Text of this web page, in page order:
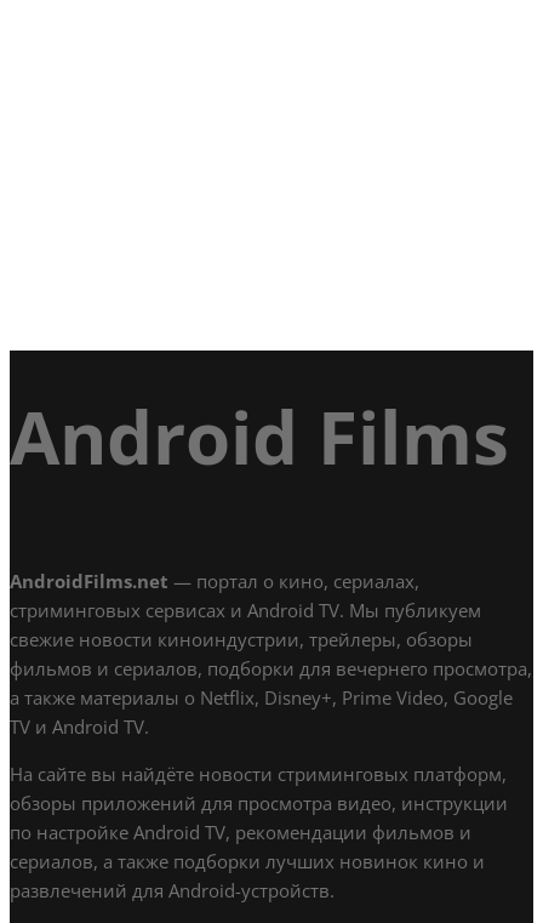
Android Films
AndroidFilms.net — портал о кино, сериалах,
стриминговых сервисах и Android TV. Мы публикуем
свежие новости киноиндустрии, трейлеры, обзоры
фильмов и сериалов, подборки для вечернего просмотра,
а также материалы о Netflix, Disney+, Prime Video, Google
TV и Android TV.
На сайте вы найдёте новости стриминговых платформ,
обзоры приложений для просмотра видео, инструкции
по настройке Android TV, рекомендации фильмов и
сериалов, а также подборки лучших новинок кино и
развлечений для Android-устройств.